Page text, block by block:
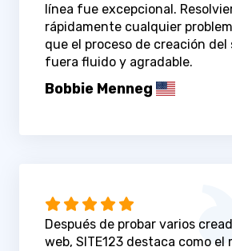
línea fue excepcional.
rápidamente cualquier
que el proceso de creación del
fuera fluido y agradable.
Bobbie Menneg
Después de probar varios
web, SITE123 destaca como el